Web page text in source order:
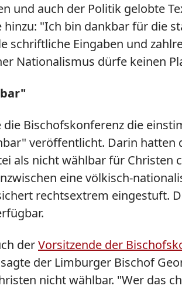
und auch der Politik gelobte
"Ich bin dankbar für die
schriftliche Eingaben und
Nationalismus dürfe keinen
die Bischofskonferenz die
veröffentlicht. Darin
als nicht wählbar für
eine völkisch-
rechtsextrem eingestuft.
derVorsitzende der
der Limburger Bischof
nicht wählbar. "Wer das